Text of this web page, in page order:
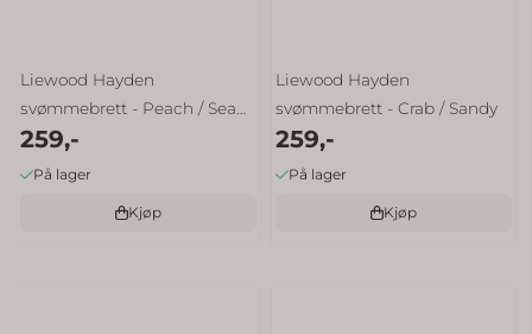
Liewood Hayden
svømmebrett - Peach / Sea
shell
259,-
På lager
Kjøp
Liewood Hayden
svømmebrett - Crab / Sandy
259,-
På lager
Kjøp